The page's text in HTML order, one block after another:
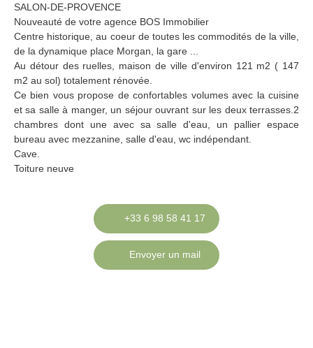
SALON-DE-PROVENCE
Nouveauté de votre agence BOS Immobilier
Centre historique, au coeur de toutes les commodités de la ville,
de la dynamique place Morgan, la gare ...
Au détour des ruelles, maison de ville d'environ 121 m2 ( 147
m2 au sol) totalement rénovée.
Ce bien vous propose de confortables volumes avec la cuisine
et sa salle à manger, un séjour ouvrant sur les deux terrasses.2
chambres dont une avec sa salle d'eau, un pallier espace
bureau avec mezzanine, salle d'eau, wc indépendant.
Cave.
Toiture neuve
+33 6 98 58 41 17
Envoyer un mail